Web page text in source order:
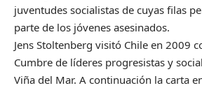
juventudes socialistas de cuyas filas
parte de los jóvenes asesinados.
Jens Stoltenberg visitó Chile en 2009
Cumbre de líderes progresistas y
Viña del Mar. A continuación la carta